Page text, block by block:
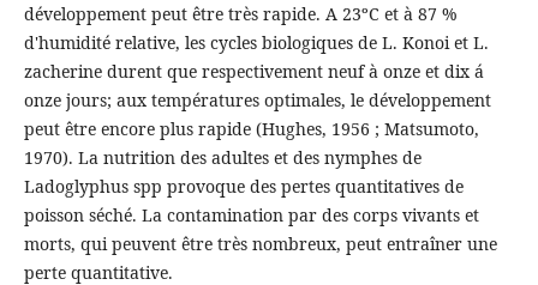
développement peut être très rapide. A 23ºC et à 87 %
d'humidité relative, les cycles biologiques de L. Konoi et L.
zacherine durent que respectivement neuf à onze et dix á
onze jours; aux températures optimales, le développement
peut être encore plus rapide (Hughes, 1956 ; Matsumoto,
1970). La nutrition des adultes et des nymphes de
Ladoglyphus spp provoque des pertes quantitatives de
poisson séché. La contamination par des corps vivants et
morts, qui peuvent être très nombreux, peut entraîner une
perte quantitative.